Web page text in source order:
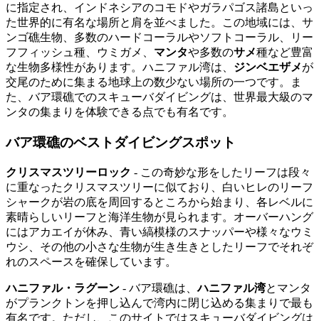
に指定され、インドネシアのコモドやガラパゴス諸島といっ
た世界的に有名な場所と肩を並べました。この地域には、サ
ンゴ礁生物、多数のハードコーラルやソフトコーラル、リー
フフィッシュ種、ウミガメ、 マンタや多数のサメ種など豊富
な生物多様性があります。ハニファル湾は、 ジンベエザメが
交尾のために集まる地球上の数少ない場所の一つです。ま
た、バア環礁でのスキューバダイビングは、世界最大級のマ
ンタの集まりを体験できる点でも有名です。
バア環礁のベストダイビングスポット
クリスマスツリーロック - この奇妙な形をしたリーフは段々
に重なったクリスマスツリーに似ており、白いヒレのリーフ
シャークが岩の底を周回するところから始まり、各レベルに
素晴らしいリーフと海洋生物が見られます。オーバーハング
にはアカエイが休み、青い縞模様のスナッパーや様々なウミ
ウシ、その他の小さな生物が生き生きとしたリーフでそれぞ
れのスペースを確保しています。
ハニファル・ラグーン - バア環礁は、ハニファル湾とマンタ
がプランクトンを押し込んで湾内に閉じ込める集まりで最も
有名です。ただし、このサイトではスキューバダイビングは